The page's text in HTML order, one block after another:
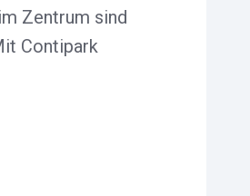
Zentrum sind
Contipark